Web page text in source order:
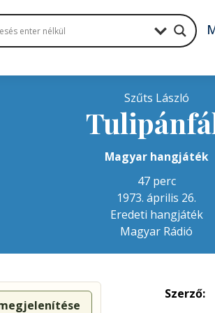
Szűts László
Magyar hangjáték
47 perc
1973. április 26.
Eredeti hangjáték
Magyar Rádió
Szerző: